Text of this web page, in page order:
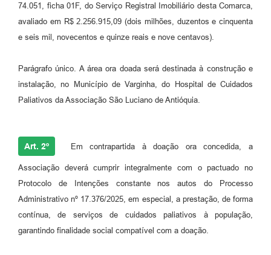
74.051, ficha 01F, do Serviço Registral Imobiliário desta Comarca,
avaliado em R$ 2.256.915,09 (dois milhões, duzentos e cinquenta
e seis mil, novecentos e quinze reais e nove centavos).
Parágrafo único. A área ora doada será destinada à construção e
instalação, no Município de Varginha, do Hospital de Cuidados
Paliativos da Associação São Luciano de Antióquia.
Art. 2º Em contrapartida à doação ora concedida, a
Associação deverá cumprir integralmente com o pactuado no
Protocolo de Intenções constante nos autos do Processo
Administrativo nº 17.376/2025, em especial, a prestação, de forma
contínua, de serviços de cuidados paliativos à população,
garantindo finalidade social compatível com a doação.